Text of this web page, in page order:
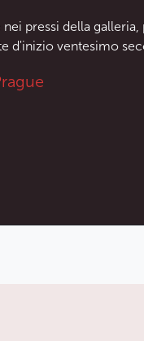
della mostra,
pressi della
d'inizio ventesimo